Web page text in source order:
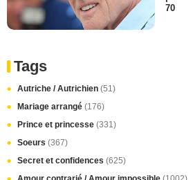
70
Tags
Autriche / Autrichien (51)
Mariage arrangé (176)
Prince et princesse (331)
Soeurs (367)
Secret et confidences (625)